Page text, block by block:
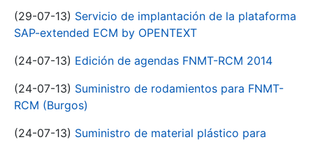
(29-07-13) Servicio de implantación de la plataforma
SAP-extended ECM by OPENTEXT
(24-07-13) Edición de agendas FNMT-RCM 2014
(24-07-13) Suministro de rodamientos para FNMT-
RCM (Burgos)
(24-07-13) Suministro de material plástico para